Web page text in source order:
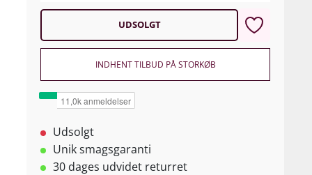
UDSOLGT
INDHENT TILBUD PÅ STORKØB
Udsolgt
Unik smagsgaranti
30 dages udvidet returret